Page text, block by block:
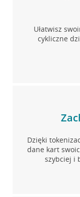
Ułatwisz
cykliczne
Dzięki
dane kart
szybciej i